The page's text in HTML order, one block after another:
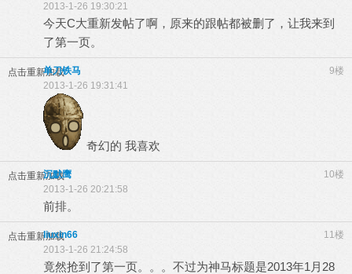
2013-1-26 19:30:21
今天C大重新发帖了啊，原来的跟帖都被删了，让我来到
了第一页。
点击重新加载 9楼
单刀铁马
2013-1-26 19:31:41
奇幻的 我喜欢
点击重新加载 10楼
沉默鹰
2013-1-26 20:21:58
前排。
点击重新加载 11楼
liuxin66
2013-1-26 21:24:58
竟然抢到了第一页。。。不过为神马标题是2013年1月28